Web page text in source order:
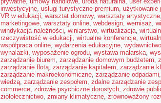
inwestycyjne, usługi turystyczne premium, użytkowanie
VR w edukacji, warsztat domowy, warsztaty artystyczne,
marketingowe, warsztaty online, webdesign, wernisaż,
windykacja należności, winiarstwo, wirtualizacja,
rzeczywistość w edukacji, wirtualne konferencje,
współpraca online, wydarzenia edukacyjne,
wynalazki, wyposażenie ogrodu, wystawa malarska,
zarządzanie biurem, zarządzanie domowym budżetem,
zarządzanie flotą, zarządzanie kapitałem, zarządzanie
zarządzanie makroekonomiczne, zarządzanie odpadami,
wiedzą, zarządzanie zespołem, zdalne zarządzanie
commerce, zdrowie psychiczne dorosłych, zdrowie
ziołolecznictwo, zmiany klimatyczne, zrównoważony